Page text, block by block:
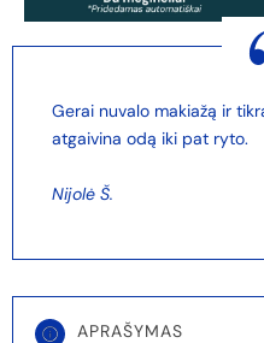
Gerai nuvalo makiažą ir
atgaivina odą iki pat ryto.
Nijolė Š.
APRAŠYMAS